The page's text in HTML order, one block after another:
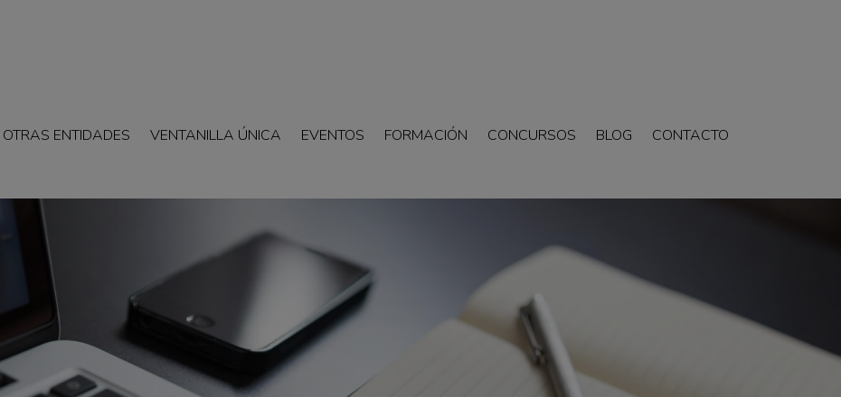
OTRAS ENTIDADES VENTANILLA ÚNICA EVENTOS FORMACIÓN CONCURSOS BLOG CONTACTO